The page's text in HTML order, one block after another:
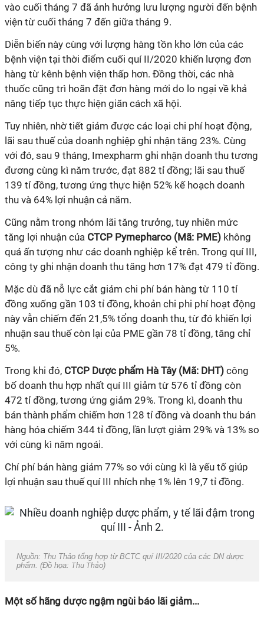
vào cuối tháng 7 đã ảnh hưởng lưu lượng người đến bệnh
viện từ cuối tháng 7 đến giữa tháng 9.
Diễn biến này cùng với lượng hàng tồn kho lớn của các
bệnh viện tại thời điểm cuối quí II/2020 khiến lượng đơn
hàng từ kênh bệnh viện thấp hơn. Đồng thời, các nhà
thuốc cũng trì hoãn đặt đơn hàng mới do lo ngại về khả
năng tiếp tục thực hiện giãn cách xã hội.
Tuy nhiên, nhờ tiết giảm được các loại chi phí hoạt động,
lãi sau thuế của doanh nghiệp ghi nhận tăng 23%. Cùng
với đó, sau 9 tháng, Imexpharm ghi nhận doanh thu tương
đương cùng kì năm trước, đạt 882 tỉ đồng; lãi sau thuế
139 tỉ đồng, tương ứng thực hiện 52% kế hoạch doanh
thu và 64% lợi nhuận cả năm.
Cũng nằm trong nhóm lãi tăng trưởng, tuy nhiên mức
tăng lợi nhuận của CTCP Pymepharco (Mã: PME) không
quá ấn tượng như các doanh nghiệp kể trên. Trong quí III,
công ty ghi nhận doanh thu tăng hơn 17% đạt 479 tỉ đồng.
Mặc dù đã nỗ lực cắt giảm chi phí bán hàng từ 110 tỉ
đồng xuống gần 103 tỉ đồng, khoản chi phi phí hoạt động
này vẫn chiếm đến 21,5% tổng doanh thu, từ đó khiến lợi
nhuận sau thuế còn lại của PME gần 78 tỉ đồng, tăng chỉ
5%.
Trong khi đó, CTCP Dược phẩm Hà Tây (Mã: DHT) công
bố doanh thu hợp nhất quí III giảm từ 576 tỉ đồng còn
472 tỉ đồng, tương ứng giảm 29%. Trong kì, doanh thu
bán thành phẩm chiếm hơn 128 tỉ đồng và doanh thu bán
hàng hóa chiếm 344 tỉ đồng, lần lượt giảm 29% và 13% so
với cùng kì năm ngoái.
Chí phí bán hàng giảm 77% so với cùng kì là yếu tố giúp
lợi nhuận sau thuế quí III nhích nhẹ 1% lên 19,7 tỉ đồng.
Nguồn: Thu Thảo tổng hợp từ BCTC quí III/2020 của các DN dược
phẩm. (Đồ họa: Thu Thảo)
Một số hãng dược ngậm ngùi báo lãi giảm...